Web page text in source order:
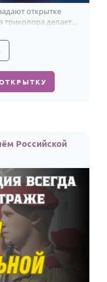
открытке
триколора делает
Российской